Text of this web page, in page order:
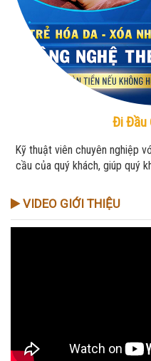
Đi Đầu
Kỹ thuật viên chuyên nghiệp
cầu của quý khách, giúp quý
VIDEO GIỚI THIỆU